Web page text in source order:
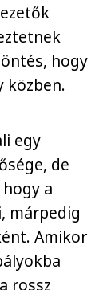
hogy
közben.
egy
de
a
márpedig
Amikor
rossz